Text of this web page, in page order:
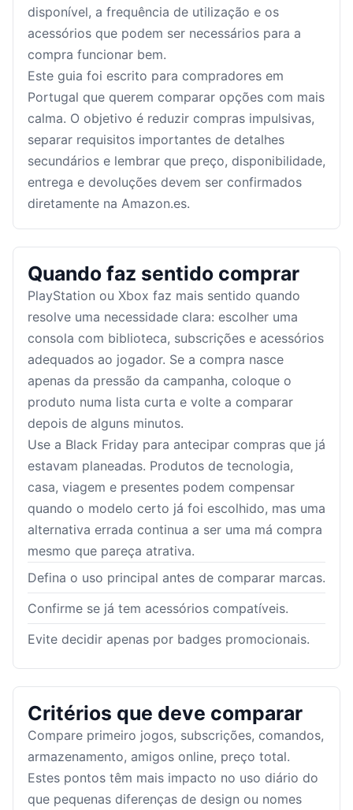
disponível, a frequência de utilização e os
acessórios que podem ser necessários para a
compra funcionar bem.
Este guia foi escrito para compradores em
Portugal que querem comparar opções com mais
calma. O objetivo é reduzir compras impulsivas,
separar requisitos importantes de detalhes
secundários e lembrar que preço, disponibilidade,
entrega e devoluções devem ser confirmados
diretamente na Amazon.es.
Quando faz sentido comprar
PlayStation ou Xbox faz mais sentido quando
resolve uma necessidade clara: escolher uma
consola com biblioteca, subscrições e acessórios
adequados ao jogador. Se a compra nasce
apenas da pressão da campanha, coloque o
produto numa lista curta e volte a comparar
depois de alguns minutos.
Use a Black Friday para antecipar compras que já
estavam planeadas. Produtos de tecnologia,
casa, viagem e presentes podem compensar
quando o modelo certo já foi escolhido, mas uma
alternativa errada continua a ser uma má compra
mesmo que pareça atrativa.
Defina o uso principal antes de comparar marcas.
Confirme se já tem acessórios compatíveis.
Evite decidir apenas por badges promocionais.
Critérios que deve comparar
Compare primeiro jogos, subscrições, comandos,
armazenamento, amigos online, preço total.
Estes pontos têm mais impacto no uso diário do
que pequenas diferenças de design ou nomes